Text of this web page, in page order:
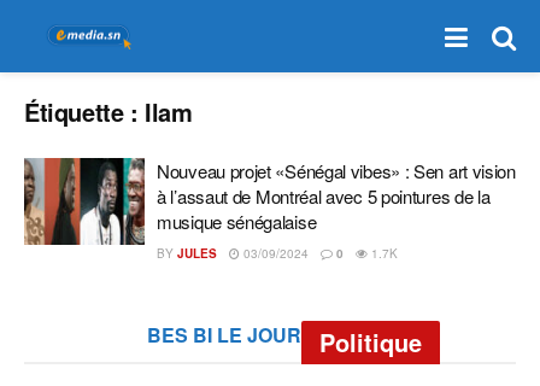
Étiquette : Ilam
Nouveau projet «Sénégal vibes» : Sen art vision
à l’assaut de Montréal avec 5 pointures de la
musique sénégalaise
BY JULES 03/09/2024 0 1.7K
BES BI LE JOUR Politique